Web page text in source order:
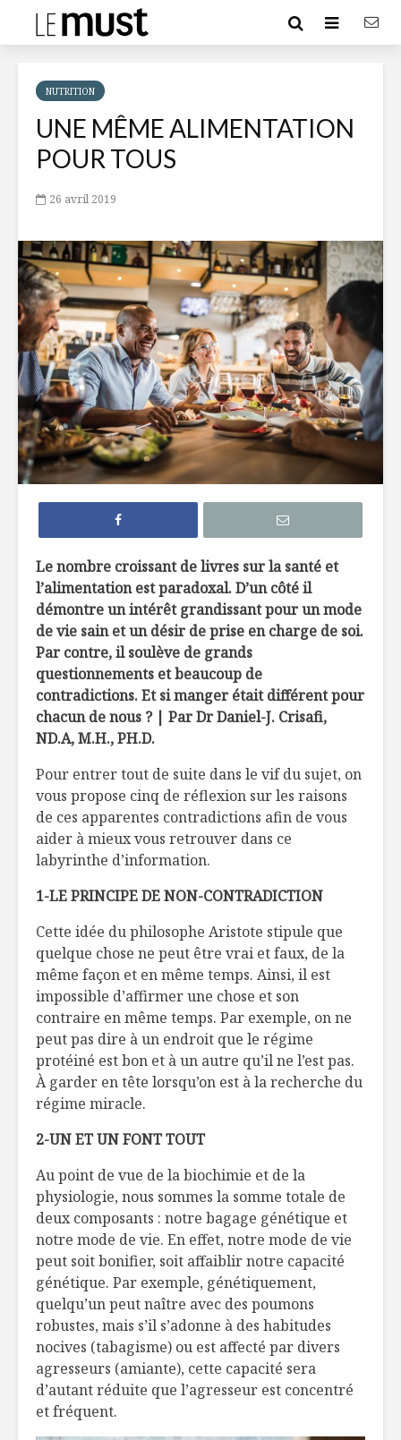
NUTRITION
UNE MÊME ALIMENTATION
POUR TOUS
26 avril 2019
Le nombre croissant de livres sur la santé et
l’alimentation est paradoxal. D’un côté il
démontre un intérêt grandissant pour un mode
de vie sain et un désir de prise en charge de soi.
Par contre, il soulève de grands
questionnements et beaucoup de
contradictions. Et si manger était différent pour
chacun de nous ? | Par Dr Daniel-J. Crisafi,
ND.A, M.H., PH.D.
Pour entrer tout de suite dans le vif du sujet, on
vous propose cinq de réflexion sur les raisons
de ces apparentes contradictions afin de vous
aider à mieux vous retrouver dans ce
labyrinthe d’information.
1-LE PRINCIPE DE NON-CONTRADICTION
Cette idée du philosophe Aristote stipule que
quelque chose ne peut être vrai et faux, de la
même façon et en même temps. Ainsi, il est
impossible d’affirmer une chose et son
contraire en même temps. Par exemple, on ne
peut pas dire à un endroit que le régime
protéiné est bon et à un autre qu’il ne l’est pas.
À garder en tête lorsqu’on est à la recherche du
régime miracle.
2-UN ET UN FONT TOUT
Au point de vue de la biochimie et de la
physiologie, nous sommes la somme totale de
deux composants : notre bagage génétique et
notre mode de vie. En effet, notre mode de vie
peut soit bonifier, soit affaiblir notre capacité
génétique. Par exemple, génétiquement,
quelqu’un peut naître avec des poumons
robustes, mais s’il s’adonne à des habitudes
nocives (tabagisme) ou est affecté par divers
agresseurs (amiante), cette capacité sera
d’autant réduite que l’agresseur est concentré
et fréquent.
Efficaces, les
remèdes de grand-
mère?
hautement
nutritive
La créatine, poudre
miracle ?
le sucre
ses
sabot
une
avec lemon curd
Chaudrée de
patate, maïs et
céleri
Épisodes
fromagers !